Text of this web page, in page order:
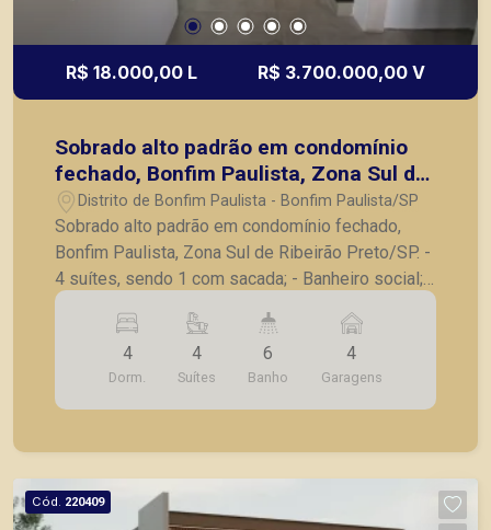
R$ 18.000,00 L R$ 3.700.000,00 V
Sobrado alto padrão em condomínio
fechado, Bonfim Paulista, Zona Sul de
Ribeirão Preto/SP.
Distrito de Bonfim Paulista - Bonfim Paulista/SP
Sobrado alto padrão em condomínio fechado,
Bonfim Paulista, Zona Sul de Ribeirão Preto/SP. -
4 suítes, sendo 1 com sacada; - Banheiro social; -
Lavabo; - Sala para 2 ambientes; - Pé direito alto;
- Cozinha; - Despensa; - Varanda gourmet; -
Piscina; - Amplo espaço; - Corredor lateral; -
Lavanderia; - Jardim; - 4 vagas de garagem. *
Casa em construção, a finalizar. A Piramid tem
imóveis prontos, usados ou mesmo nos
principais lançamentos da cidade de Ribeirão
4
Dorm.
4
Suítes
6
Banho
4
Garagens
Cód. 220409